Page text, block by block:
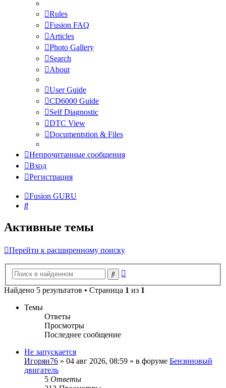
Rules
Fusion FAQ
Articles
Photo Gallery
Search
About
User Guide
CD6000 Guide
Self Diagnostic
DTC View
Documentstion & Files
Непрочитанные сообщения
Вход
Регистрация
Fusion GURU
Поиск
Активные темы
Перейти к расширенному поиску
Поиск
Найдено 5 результатов • Страница 1 из 1
Темы
Ответы
Просмотры
Последнее сообщение
Не запускается
Игорян76 » 04 авг 2026, 08:59 » в форуме Бензиновый
двигатель
5 Ответы